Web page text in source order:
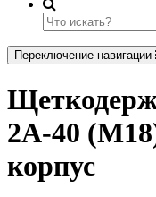
Переключение навигации
2А-40
корпус